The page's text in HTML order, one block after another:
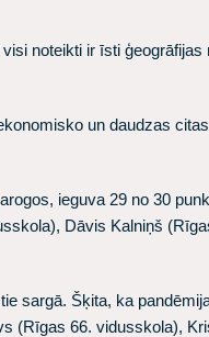
noteikti ir īsti ģeogrāfijas
un daudzas
ieguva 29 no 30
Dāvis Kalniņš
sargā. Šķita, ka
(Rīgas 66. vidusskola),